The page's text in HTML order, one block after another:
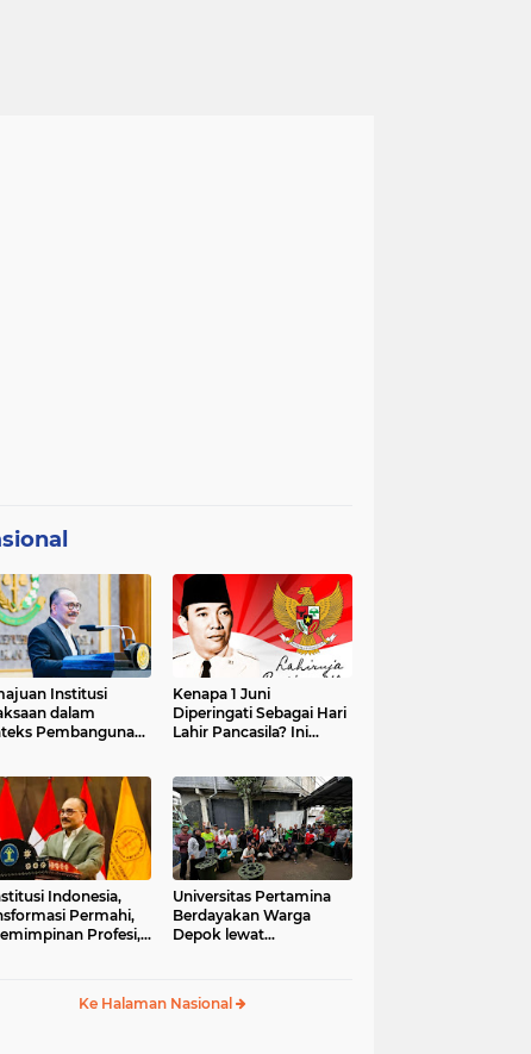
Institusi
dalam
Pembangunan
Kenapa 1 Juni
Diperingati Sebagai Hari
Lahir Pancasila? Ini
Indonesia,
Permahi,
Profesi,
Universitas Pertamina
Berdayakan Warga
Depok lewat
Ke Halaman Nasional